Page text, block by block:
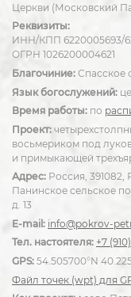
Церкви (Московский
Реквизиты:
ИНН/КПП 6220005693/
ОГРН 1026200004621
Благочиние: Спасское
Язык богослужений:
Время работы: по
Проект:
восьмериком под
и примыкающей
Адрес: Россия, 391082,
Панинское сельское
д. 13
E-mail: info@pokrov-
Тел. настоятеля: +7
GPS: 54.505700°N
Файл точек (wpt) для